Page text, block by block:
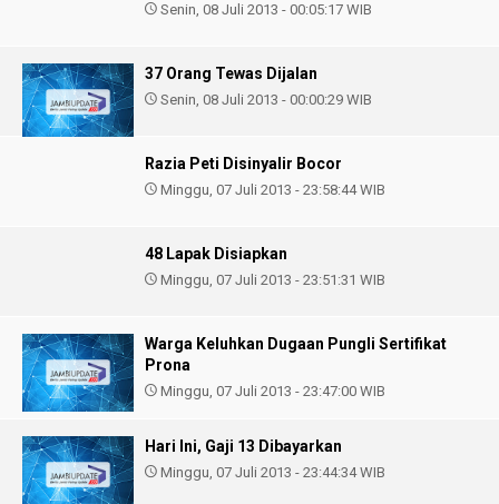
Senin, 08 Juli 2013 - 00:05:17 WIB
37 Orang Tewas Dijalan
Senin, 08 Juli 2013 - 00:00:29 WIB
Razia Peti Disinyalir Bocor
Minggu, 07 Juli 2013 - 23:58:44 WIB
48 Lapak Disiapkan
Minggu, 07 Juli 2013 - 23:51:31 WIB
Warga Keluhkan Dugaan Pungli Sertifikat
Prona
Minggu, 07 Juli 2013 - 23:47:00 WIB
Hari Ini, Gaji 13 Dibayarkan
Minggu, 07 Juli 2013 - 23:44:34 WIB